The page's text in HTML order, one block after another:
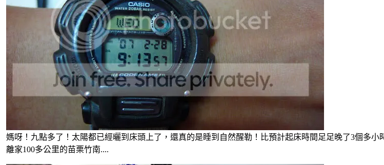
媽呀！九點多了！太陽都已經曬到床頭上了，還真的是睡到自然醒勒！比預計起床時間足足晚了3個多
離家100多公里的苗栗竹南....